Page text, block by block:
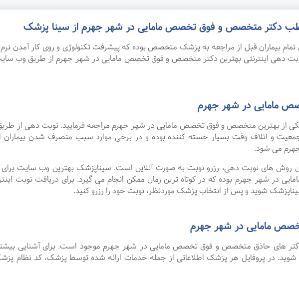
مطب دکتر متخصص و فوق تخصص مامایی در شهر جهرم از سینا پزشک
بیماران قبل از مراجعه به پزشک متخصص بوده که پیشرفت تکنولوژی و روی کار آمدن
دهی اینترنتی بهترین دکتر متخصص و فوق تخصص مامایی در شهر جهرم از طریق وب
مامایی در شهر جهرم
یکی از بهترین متخصص و فوق تخصص مامایی در شهر جهرم مراجعه فرمایید. نوبت دهی از
جمعیت و اتلاف وقت بسیار خسته کننده بوده و در برخی موارد سبب منصرف شدن
می شود.
روش های نوبت دهی، رزرو نوبت به صورت آنلاین است. سیناپزشک بهترین وب سایت
شهر جهرم بوده که در کوتاه ترین زمان ممکن انجام می گیرد. برای دریافت نوبت
شوید و پس از انتخاب پزشک موردنظر، نوبت خود را رزرو کنید.
مامایی در شهر جهرم
های حاذق متخصص و فوق تخصص مامایی در شهر جهرم موجود است. برای آشنایی
شوید. در پروفایل هر پزشک اطلاعاتی از جمله خدمات ارائه شده توسط پزشک، کد نظام